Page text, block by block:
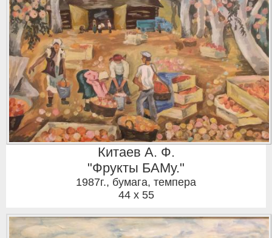
Китаев А. Ф.
"Фрукты БАМу."
1987г., бумага, темпера
44 x 55